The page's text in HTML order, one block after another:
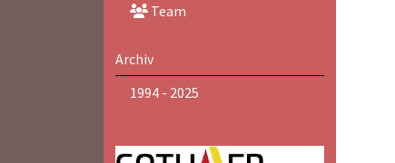
Team
Archiv
1994 - 2025